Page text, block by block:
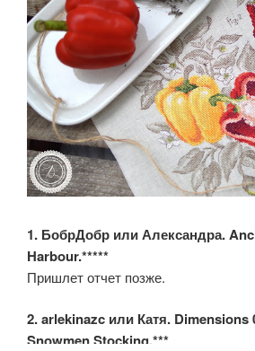
1. БобрДобр или Александра.
Harbour.*****
Пришлет отчет позже.
2. arlekinazc или Катя. Dimensions
Snowmen Stocking.***